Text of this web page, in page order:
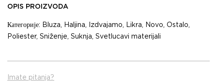
OPIS PROIZVODA
Категорије: Bluza, Haljina, Izdvajamo, Likra, Novo, Ostalo,
Poliester, Sniženje, Suknja, Svetlucavi materijali
Imate pitanja?